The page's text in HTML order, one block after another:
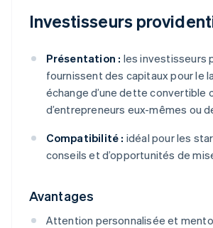
Investisseurs
Présentation : les investisseurs
fournissent des capitaux pour le
échange d’une dette convertible
d’entrepreneurs eux-mêmes ou
Compatibilité : idéal pour les
conseils et d’opportunités de
Avantages
Attention personnalisée et